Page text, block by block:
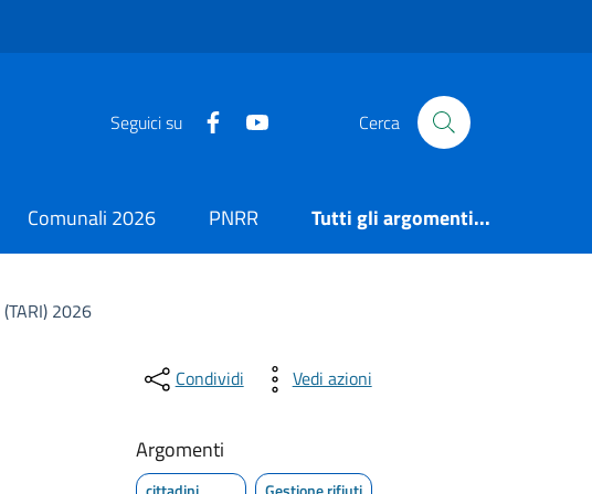
Seguici su https://it-it.facebook.com/ComuneSalerno
https://www.youtube.com/user/
Cerca
Comunali 2026 PNRR Tutti gli argomenti...
2026
Condividi Vedi azioni
Argomenti